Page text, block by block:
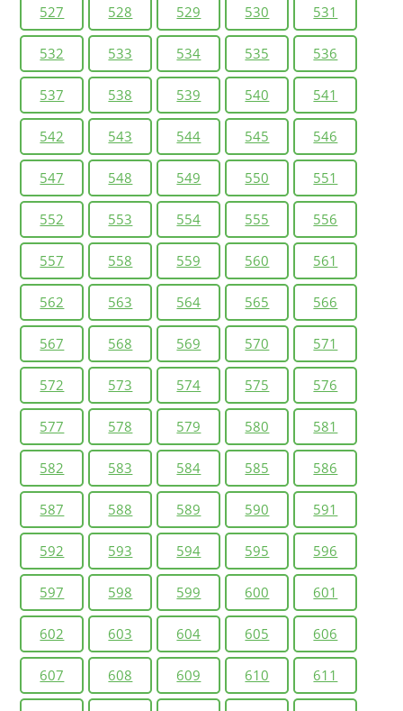
527 528 529 530 531
532 533 534 535 536
537 538 539 540 541
542 543 544 545 546
547 548 549 550 551
552 553 554 555 556
557 558 559 560 561
562 563 564 565 566
567 568 569 570 571
572 573 574 575 576
577 578 579 580 581
582 583 584 585 586
587 588 589 590 591
592 593 594 595 596
597 598 599 600 601
602 603 604 605 606
607 608 609 610 611